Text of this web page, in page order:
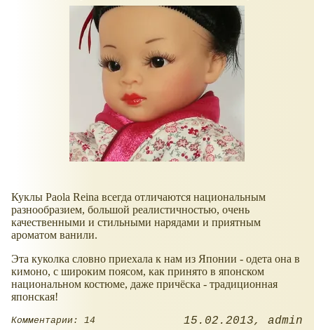
Куклы Paola Reina всегда отличаются национальным
разнообразием, большой реалистичностью, очень
качественными и стильными нарядами и приятным
ароматом ванили.
Эта куколка словно приехала к нам из Японии - одета она в
кимоно, с широким поясом, как принято в японском
национальном костюме, даже причёска - традиционная
японская!
Комментарии: 14 15.02.2013 admin